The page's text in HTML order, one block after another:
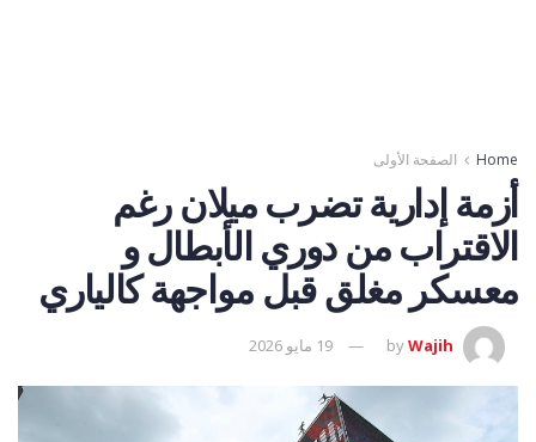
Home الصفحة الأولى
أزمة إدارية تضرب ميلان رغم
الاقتراب من دوري الأبطال و
معسكر مغلق قبل مواجهة كالياري
byWajih 19 مايو 2026